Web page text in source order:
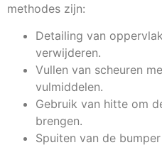
methodes zijn:
Detailing van
verwijderen.
Vullen van scheuren
vulmiddelen.
Gebruik van hitte om
brengen.
Spuiten van de